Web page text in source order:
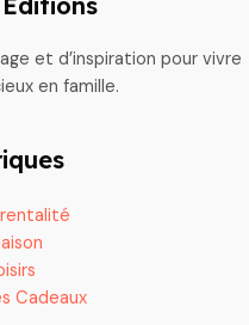
et d’inspiration pour vivre
en famille.
Cadeaux